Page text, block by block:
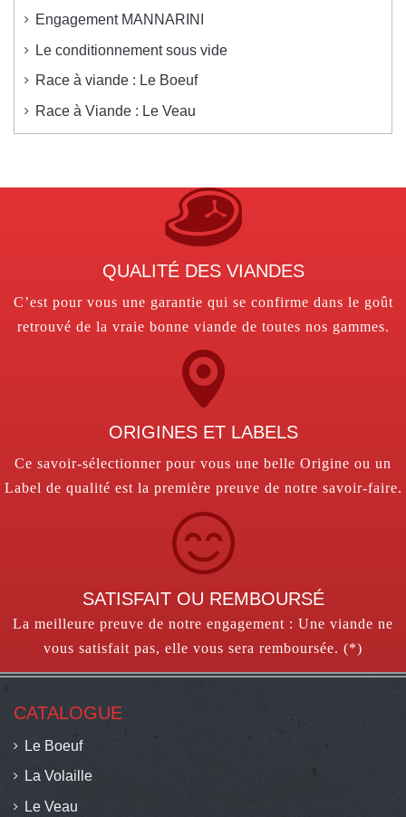
Engagement MANNARINI
Le conditionnement sous vide
Race à viande : Le Boeuf
Race à Viande : Le Veau
QUALITÉ DES VIANDES
C’est pour vous une garantie qui se confirme dans le goût
retrouvé de la vraie bonne viande de toutes nos gammes.
ORIGINES ET LABELS
Ce savoir-sélectionner pour vous une belle Origine ou un
Label de qualité est la première preuve de notre savoir-faire.
SATISFAIT OU REMBOURSÉ
La meilleure preuve de notre engagement : Une viande ne
vous satisfait pas, elle vous sera remboursée. (*)
CATALOGUE
Le Boeuf
La Volaille
Le Veau